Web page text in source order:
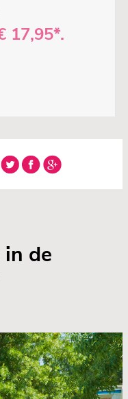
17,95*.
de